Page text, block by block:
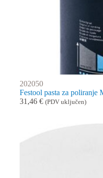
202050
Festool pasta za
31,46 € (PDV uključen)